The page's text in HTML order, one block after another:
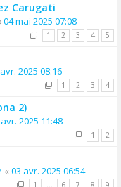
Carugati
04 mai 2025 07:08
1 2 3 4 5
2025 08:16
1 2 3 4
2)
2025 11:48
1 2
« 03 avr. 2025 06:54
1 … 6 7 8 9